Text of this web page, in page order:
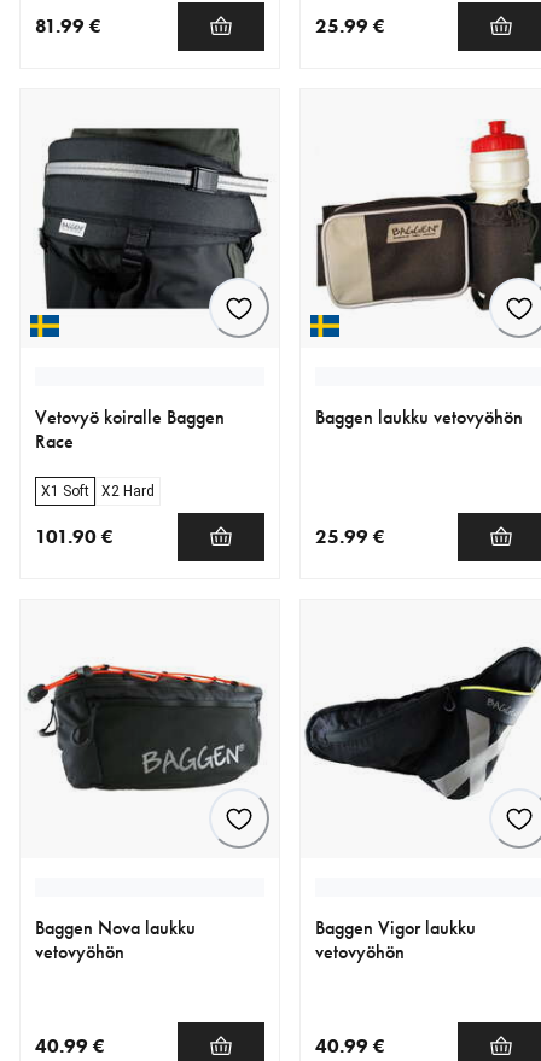
81.99 € 25.99 €
Vetovyö koiralle Baggen
Race
X1 Soft X2 Hard
101.90 €
Baggen laukku vetovyöhön
25.99 €
Baggen Nova laukku
vetovyöhön
40.99 €
Baggen Vigor laukku
vetovyöhön
40.99 €